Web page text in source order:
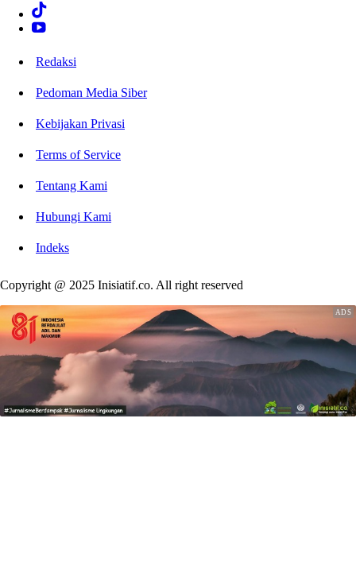
Redaksi
Pedoman Media Siber
Kebijakan Privasi
Terms of Service
Tentang Kami
Hubungi Kami
Indeks
Copyright @ 2025 Inisiatif.co. All right reserved